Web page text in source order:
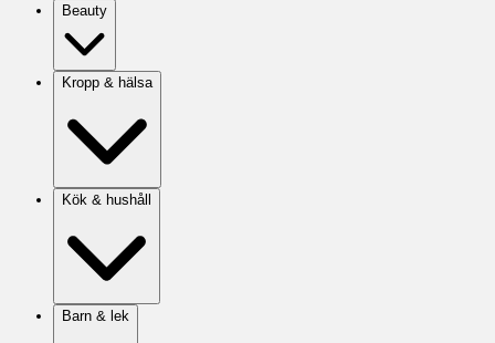
Beauty
Kropp & hälsa
Kök & hushåll
Barn & lek